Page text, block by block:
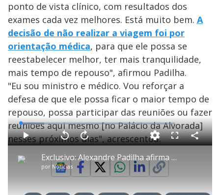
ponto de vista clínico, com resultados dos
exames cada vez melhores. Está muito bem. A
decisão de não realizar a viagem foi por
orientação médica, para que ele possa se
reestabelecer melhor, ter mais tranquilidade,
mais tempo de repouso", afirmou Padilha.
"Eu sou ministro e médico. Vou reforçar a
defesa de que ele possa ficar o maior tempo de
repouso, possa participar das reuniões ou fazer
reuniões aqui mesmo [no Palácio da Alvorada]
nesses próximos dias", acrescentou.
P Exclusivo: Alexandre Padilha afirma estar confiante com a aprovação da reforma tributária no Congresso
por Notícias
P V
l
t
a
r
1
0
g
A
a
n
ç
a
1
e
L
o
a
d
e F
l
C
o
a